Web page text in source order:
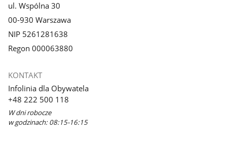
ul. Wspólna 30
00-930 Warszawa
NIP 5261281638
Regon 000063880
KONTAKT
Infolinia dla Obywatela
+48 222 500 118
W dni robocze
w godzinach: 08:15-16:15